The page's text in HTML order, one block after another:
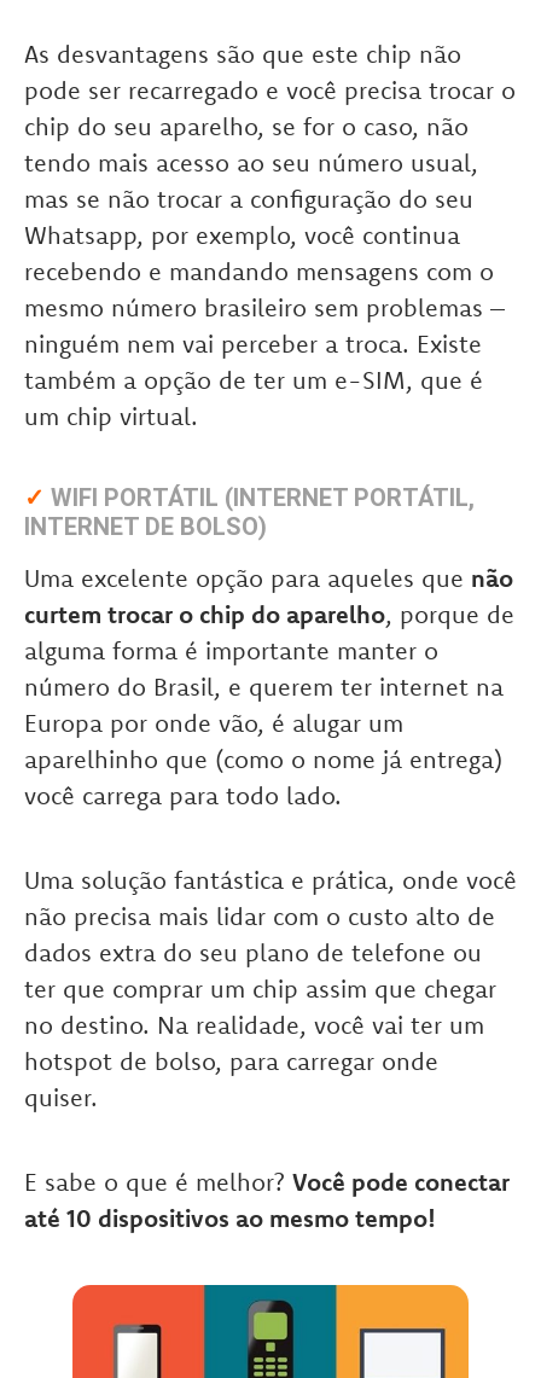
As desvantagens são que este chip não
pode ser recarregado e você precisa trocar o
chip do seu aparelho, se for o caso, não
tendo mais acesso ao seu número usual,
mas se não trocar a configuração do seu
Whatsapp, por exemplo, você continua
recebendo e mandando mensagens com o
mesmo número brasileiro sem problemas –
ninguém nem vai perceber a troca. Existe
também a opção de ter um e-SIM, que é
um chip virtual.
✓ WIFI PORTÁTIL (INTERNET PORTÁTIL,
INTERNET DE BOLSO)
Uma excelente opção para aqueles que não
curtem trocar o chip do aparelho, porque de
alguma forma é importante manter o
número do Brasil, e querem ter internet na
Europa por onde vão, é alugar um
aparelhinho que (como o nome já entrega)
você carrega para todo lado.
Uma solução fantástica e prática, onde você
não precisa mais lidar com o custo alto de
dados extra do seu plano de telefone ou
ter que comprar um chip assim que chegar
no destino. Na realidade, você vai ter um
hotspot de bolso, para carregar onde
quiser.
E sabe o que é melhor? Você pode conectar
até 10 dispositivos ao mesmo tempo!